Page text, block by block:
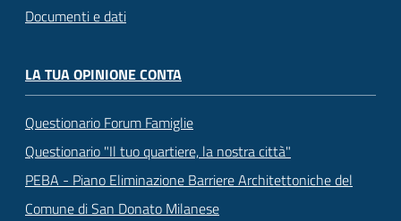
Documenti e dati
LA TUA OPINIONE CONTA
Questionario Forum Famiglie
Questionario "Il tuo quartiere, la nostra città"
PEBA - Piano Eliminazione Barriere Architettoniche del
Comune di San Donato Milanese